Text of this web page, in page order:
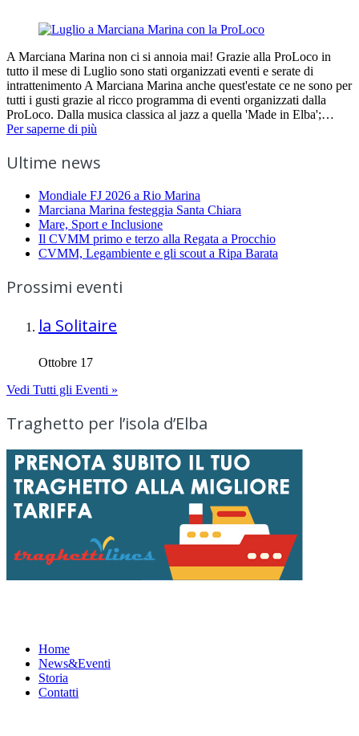
A Marciana Marina non ci si annoia mai! Grazie alla ProLoco in
tutto il mese di Luglio sono stati organizzati eventi e serate di
intrattenimento A Marciana Marina anche quest'estate ce ne sono per
tutti i gusti grazie al ricco programma di eventi organizzati dalla
ProLoco. Dalla musica classica al jazz a quella 'Made in Elba';…
Per saperne di più
Ultime news
Mondiale FJ 2026 a Rio Marina
Marciana Marina festeggia Santa Chiara
Mare, Sport e Inclusione
Il CVMM primo e terzo alla Regata a Procchio
CVMM, Legambiente e gli scout a Ripa Barata
Prossimi eventi
la Solitaire
Ottobre 17
Vedi Tutti gli Eventi »
Traghetto per l’isola d’Elba
Home
News&Eventi
Storia
Contatti